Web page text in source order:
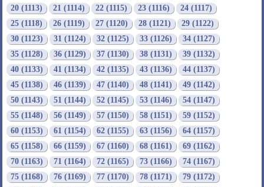
20 (1113)
21 (1114) 22 (1115) 23 (1116)
24 (1117)
25 (1118)
26 (1119) 27 (1120) 28 (1121)
29 (1122)
30 (1123)
31 (1124) 32 (1125) 33 (1126)
34 (1127)
35 (1128)
36 (1129) 37 (1130) 38 (1131)
39 (1132)
40 (1133)
41 (1134) 42 (1135) 43 (1136)
44 (1137)
45 (1138)
46 (1139) 47 (1140) 48 (1141)
49 (1142)
50 (1143)
51 (1144) 52 (1145) 53 (1146)
54 (1147)
55 (1148)
56 (1149) 57 (1150) 58 (1151)
59 (1152)
60 (1153)
61 (1154) 62 (1155) 63 (1156)
64 (1157)
65 (1158)
66 (1159) 67 (1160) 68 (1161)
69 (1162)
70 (1163)
71 (1164) 72 (1165) 73 (1166)
74 (1167)
75 (1168)
76 (1169) 77 (1170) 78 (1171)
79 (1172)